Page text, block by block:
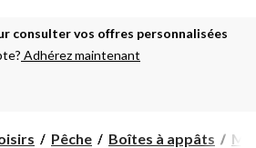
consulter vos offres personnalisées
Adhérez maintenant
Pêche Boîtes à appâts